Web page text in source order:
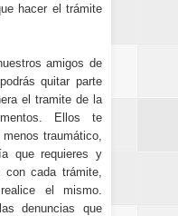
hacer el trámite
amigos de
quitar parte
el tramite de la
Ellos te
traumático,
que requieres y
cada trámite,
el mismo.
denuncias que